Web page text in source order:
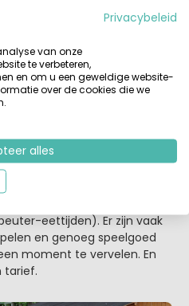
op Camping
Creuse
mooie safaritenten
het bos, het beekje en
zich laten verwennen
in juni en de eerste
op
t/m 4 jaar eten
eettijden). Er zijn vaak
en genoeg speelgoed
moment te vervelen. En
tarief.
Privacybeleid
van onze
te verbeteren,
en om u een geweldige website-
over de cookies die we
alles